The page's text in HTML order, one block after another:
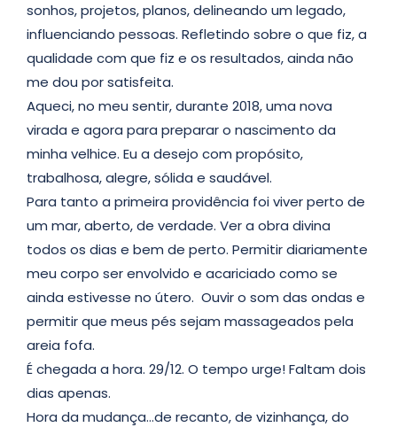
sonhos, projetos, planos, delineando um legado,
influenciando pessoas. Refletindo sobre o que fiz, a
qualidade com que fiz e os resultados, ainda não
me dou por satisfeita.
Aqueci, no meu sentir, durante 2018, uma nova
virada e agora para preparar o nascimento da
minha velhice. Eu a desejo com propósito,
trabalhosa, alegre, sólida e saudável.
Para tanto a primeira providência foi viver perto de
um mar, aberto, de verdade. Ver a obra divina
todos os dias e bem de perto. Permitir diariamente
meu corpo ser envolvido e acariciado como se
ainda estivesse no útero. Ouvir o som das ondas e
permitir que meus pés sejam massageados pela
areia fofa.
É chegada a hora. 29/12. O tempo urge! Faltam dois
dias apenas.
Hora da mudança…de recanto, de vizinhança, do